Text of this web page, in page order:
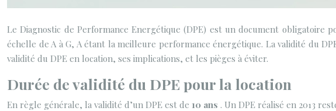
Le Diagnostic de Performance Energétique (DPE) est un document
échelle de A à G, A étant la meilleure performance énergétique. La validité du
validité du DPE en location, ses implications, et les pièges à éviter.
Durée de validité du DPE pour la location
En règle générale, la validité d’un DPE est de 10 ans . Un DPE réalisé en 2013